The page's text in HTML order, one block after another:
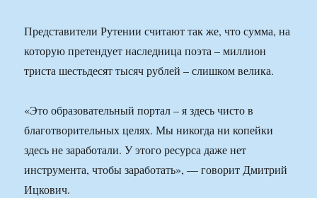
Представители Рутении считают так же, что сумма, на
которую претендует наследница поэта – миллион
триста шестьдесят тысяч рублей – слишком велика.
«Это образовательный портал – я здесь чисто в
благотворительных целях. Мы никогда ни копейки
здесь не заработали. У этого ресурса даже нет
инструмента, чтобы заработать», — говорит Дмитрий
Ицкович.